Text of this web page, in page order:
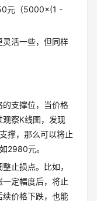
元（5000×(1 -
活一些，但同样
的支撑位，当价格
观察K线图，发现
撑，那么可以将止
2980元。
止损点。比如，
定幅度后，将止
价格下跌，也能